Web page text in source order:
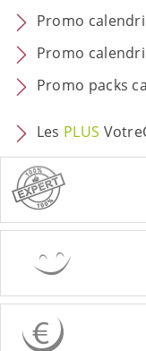
Promo
Promo
Promo packs
Les PLUS